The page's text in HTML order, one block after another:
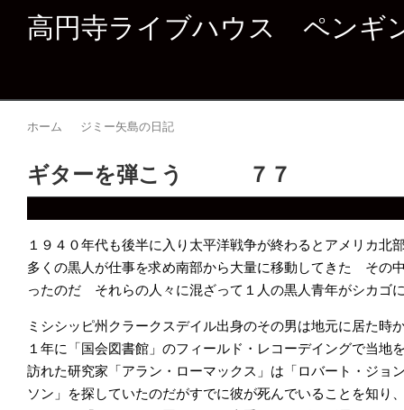
高円寺ライブハウス ペンギ
ホーム ジミー矢島の日記
ギターを弾こう ７７
１９４０年代も後半に入り太平洋戦争が終わるとアメリカ北
多くの黒人が仕事を求め南部から大量に移動してきた その
ったのだ それらの人々に混ざって１人の黒人青年がシカゴ
ミシシッピ州クラークスデイル出身のその男は地元に居た時
１年に「国会図書館」のフィールド・レコーデイングで当地
訪れた研究家「アラン・ローマックス」は「ロバート・ジョ
ソン」を探していたのだがすでに彼が死んでいることを知り